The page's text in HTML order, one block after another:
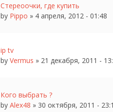
Стереоочки, где купить
by Pippo » 4 апреля, 2012 - 01:48
ip tv
by Vermus » 21 декабря, 2011 -
Кого выбрать ?
by Alex48 » 30 октября, 2011 -